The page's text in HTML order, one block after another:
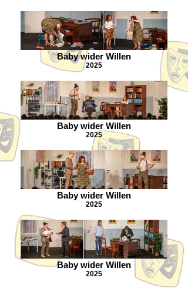
Baby wider Willen
2025
Baby wider Willen
2025
Baby wider Willen
2025
Baby wider Willen
2025